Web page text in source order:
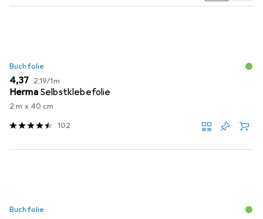
Buchfolie
EUR
4,37 EUR
2,19/1m
Herma Selbstklebefolie
2 m x 40 cm
102
Buchfolie